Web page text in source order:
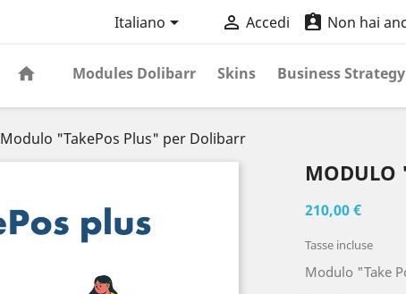
Italiano  Accedi  Non hai
Modules Dolibarr Skins Business Strategy
Modulo "TakePos Plus" per Dolibarr
MODULO
210,00 €
Tasse incluse
Modulo "Take